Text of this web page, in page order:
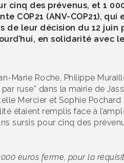
cinq des prévenus, et 1
COP21 (ANV-COP21),
leur décision du 12
en solidarité avec
Marie Roche, Philippe
ruse” dans la mairie de
Mercier et Sophie
étaient remplis face à
sursis pour cinq des
euros ferme, pour la